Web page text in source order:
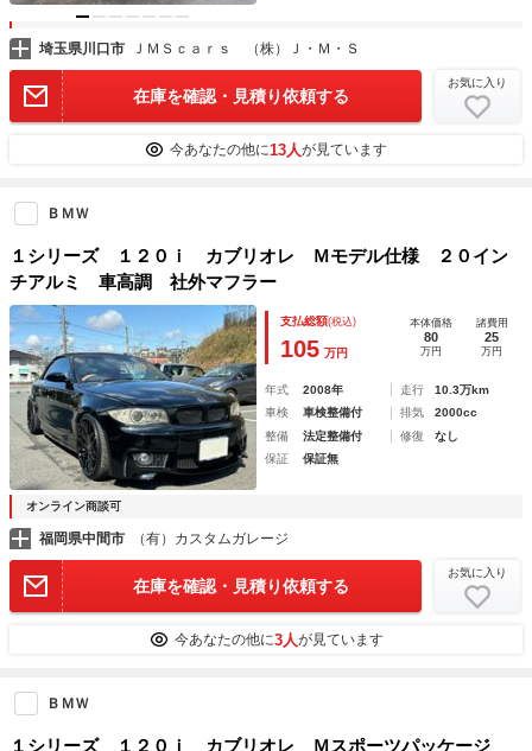
埼玉県川口市 ＪＭＳｃａｒｓ （株）Ｊ・Ｍ・Ｓ
在庫を確認・見積り依頼する
お気に入り
今あなたの他に13人が見ています
ＢＭＷ
１シリーズ １２０ｉ カブリオレ Ｍモデル仕様 ２０イン
チアルミ 車高調 社外マフラー
支払総額(税込)
105 万円
本体価格
80
万円
諸費用
25
万円
年式 2008年 走行
10.3万km
車検
車検整備付 排気
2000cc
整備
法定整備付 修復
なし
保証
保証無
オンライン商談可
福岡県中間市 （有）カスタムガレージ
在庫を確認・見積り依頼する
お気に入り
今あなたの他に3人が見ています
ＢＭＷ
１シリーズ １２０ｉ カブリオレ Ｍスポーツパッケージ